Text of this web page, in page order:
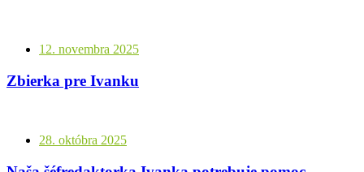
12. novembra 2025
Zbierka pre Ivanku
28. októbra 2025